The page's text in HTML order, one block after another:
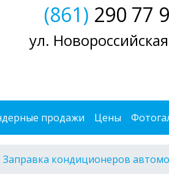
(861) 290 77
ул.
продажи Цены
Заправка кондиционеров